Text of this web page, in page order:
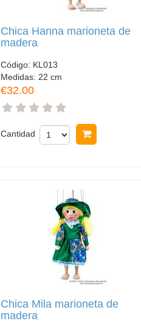
Chica Hanna marioneta de
madera
Código: KL013
Medidas:22 cm
€32.00
Cantidad
Chica Mila marioneta de
madera